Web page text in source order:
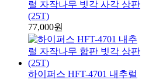
럴 자작나무 빗각 사각 상판
(25T)
77,000원
하이퍼스 HFT-4701 내추럴